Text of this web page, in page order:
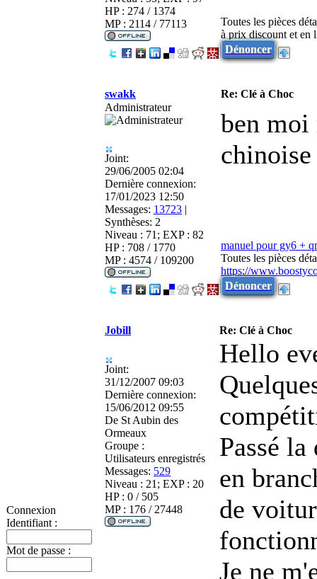
Connexion
Identifiant :
Mot de passe :
HP : 274 / 1374
MP : 2114 / 77113
Toutes les pièces
à prix discount et
Dénoncer
swakk
Re: Clé à Choc
Administrateur
Joint:
29/06/2005 02:04
Dernière connexion:
17/01/2023 12:50
Messages: 13723 |
Synthèses: 2
Niveau : 71; EXP : 82
HP : 708 / 1770
MP : 4574 / 109200
ben moi
manuel pour gy6 +
Toutes les pièces
https://
Dénoncer
Jobill Re: Clé à Choc
Joint:
31/12/2007 09:03
Dernière connexion:
15/06/2012 09:55
De St Aubin des
Ormeaux
Groupe :
Utilisateurs enregistrés
Messages: 529
Niveau : 21; EXP : 20
HP : 0 / 505
MP : 176 / 27448
Hello
Passé
en
de
Je ne